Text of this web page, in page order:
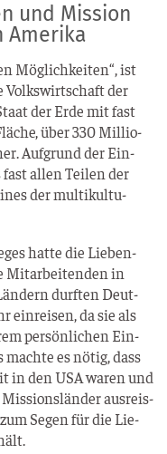
und Mission
Amerika
Mög­lich­kei­ten“, ist
Volks­wirt­schaft der
der Erde mit fast
über 330 Mil­lio­
Auf­grund der Ein­
allen Tei­len der
der mul­ti­kul­tu­
hat­te die Lie­ben­
Mit­ar­bei­ten­den in
durf­ten Deut­
ein­rei­sen, da sie als
per­sön­li­chen Ein­
es nötig, dass
in den USA waren und
aus­reis­
Segen für die Lie­